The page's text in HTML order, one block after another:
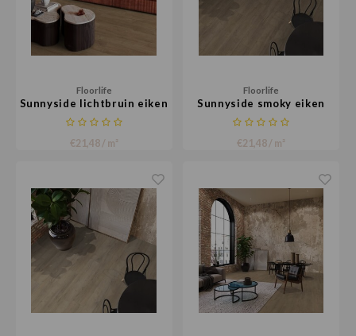
Floorlife
Sunnyside lichtbruin eiken
€21,48 / m²
Floorlife
Sunnyside smoky eiken
€21,48 / m²